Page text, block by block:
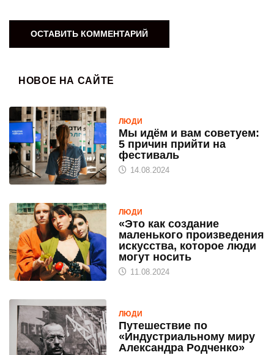
НОВОЕ НА САЙТЕ
ЛЮДИ
Мы идём и вам советуем:
5 причин прийти на
фестиваль
14.08.2024
ЛЮДИ
«Это как создание
маленького произведения
искусства, которое люди
могут носить
11.08.2024
ЛЮДИ
Путешествие по
«Индустриальному миру
Александра Родченко»